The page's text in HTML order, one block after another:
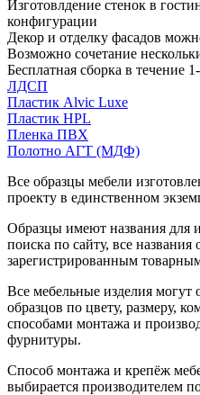
Изготовлдение стенок в
конфигурации
Декор и отделку фасадов
Возможно сочетание
Бесплатная сборка в течение
ЛДСП
Пластик Alvic Luxe
Пластик HPL
Пленка ПВХ
Полотно АГТ (МДФ)
Все образцы мебели
проекту в единственном
Образцы имеют названия для
поиска по сайту, все названия
зарегистрированным
Все мебельные изделия могут
образцов по цвету, размеру,
способами монтажа и
фурнитуры.
Способ монтажа и крепёж
выбирается производителем